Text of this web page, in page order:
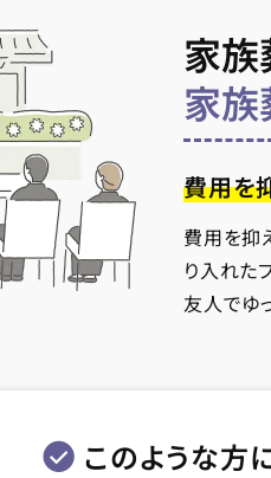
家族
家族
費用を
費用を抑
り入れた
友人でゆ
このような方